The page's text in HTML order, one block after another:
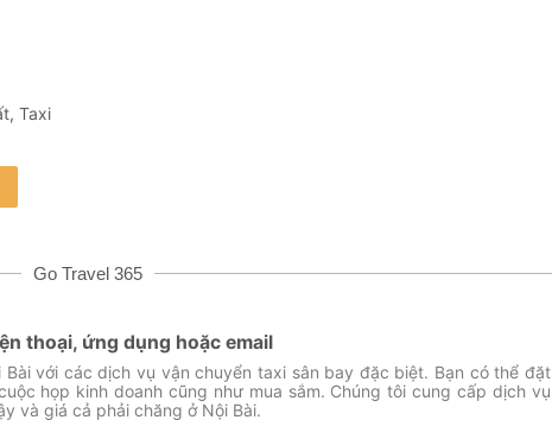
, Taxi
Go Travel 365
thoại, ứng dụng hoặc email
với các dịch vụ vận chuyển taxi sân bay đặc biệt. Bạn có thể đặt
họp kinh doanh cũng như mua sắm. Chúng tôi cung cấp dịch vụ
và giá cả phải chăng ở Nội Bài.